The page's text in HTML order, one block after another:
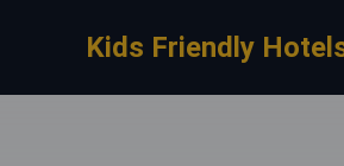
Kids Friendly